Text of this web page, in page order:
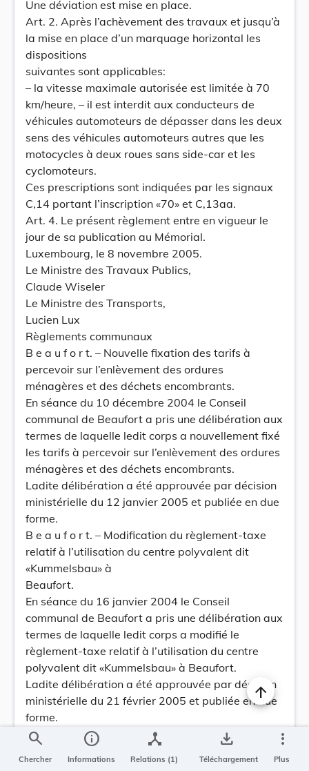
Une déviation est mise en place.
Art. 2. Après l’achèvement des travaux et jusqu’à
la mise en place d’un marquage horizontal les
dispositions
suivantes sont applicables:
– la vitesse maximale autorisée est limitée à 70
km/heure, – il est interdit aux conducteurs de
véhicules automoteurs de dépasser dans les deux
sens des véhicules automoteurs autres que les
motocycles à deux roues sans side-car et les
cyclomoteurs.
Ces prescriptions sont indiquées par les signaux
C,14 portant l’inscription «70» et C,13aa.
Art. 4. Le présent règlement entre en vigueur le
jour de sa publication au Mémorial.
Luxembourg, le 8 novembre 2005.
Le Ministre des Travaux Publics,
Claude Wiseler
Le Ministre des Transports,
Lucien Lux
Règlements communaux
B e a u f o r t. – Nouvelle fixation des tarifs à
percevoir sur l’enlèvement des ordures
ménagères et des déchets encombrants.
En séance du 10 décembre 2004 le Conseil
communal de Beaufort a pris une délibération aux
termes de laquelle ledit corps a nouvellement fixé
les tarifs à percevoir sur l’enlèvement des ordures
ménagères et des déchets encombrants.
Ladite délibération a été approuvée par décision
ministérielle du 12 janvier 2005 et publiée en due
forme.
B e a u f o r t. – Modification du règlement-taxe
relatif à l’utilisation du centre polyvalent dit
«Kummelsbau» à
Beaufort.
En séance du 16 janvier 2004 le Conseil
communal de Beaufort a pris une délibération aux
termes de laquelle ledit corps a modifié le
règlement-taxe relatif à l’utilisation du centre
polyvalent dit «Kummelsbau» à Beaufort.
Ladite délibération a été approuvée par décision
ministérielle du 21 février 2005 et publiée en due
forme.
B e c h. – Règlement-taxe relatif à l’utilisation
d’une salle dite «Gemeindesaal» à Bech.
En séance du 23 février 2005 le Conseil communal
search
Chercher
info
Informations
device_hub
Relations (1)
save_alt
Téléchargement
more_vert
Plus